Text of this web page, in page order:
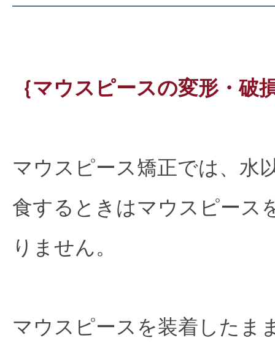
｛マウスピースの変形・破
マウスピース矯正では、水
食するときはマウスピース
りません。
マウスピースを装着したま